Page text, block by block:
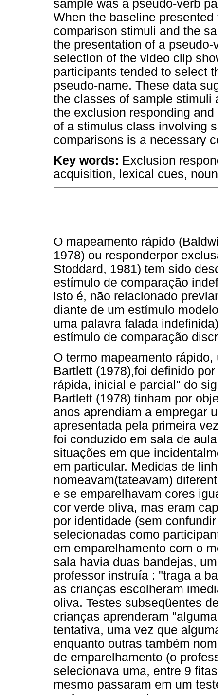
sample was a pseudo-verb
When the baseline
comparison stimuli and the
the presentation of a
selection of the video clip
participants tended to select
pseudo-name. These data
the classes of sample stimuli
the exclusion responding
of a stimulus class involving
comparisons is a necessary
Key words: Exclusion
acquisition, lexical cues,
O mapeamento rápido
1978) ou responderpor
Stoddard, 1981) tem sido
estímulo de comparação
isto é, não relacionado
diante de um estímulo
uma palavra falada
estímulo de comparação
O termo mapeamento
Bartlett (1978),foi definido
rápida, inicial e parcial" do
Bartlett (1978) tinham por
anos aprendiam a empregar
apresentada pela primeira
foi conduzido em sala de
situações em que
em particular. Medidas de
nomeavam(tateavam)
e se emparelhavam cores
cor verde oliva, mas eram
por identidade (sem
selecionadas como
em emparelhamento com o
sala havia duas bandejas,
professor instruía : "traga a
as crianças escolheram
oliva. Testes subseqüentes
crianças aprenderam
tentativa, uma vez que
enquanto outras também
de emparelhamento (o
selecionava uma, entre 9
mesmo passaram em um